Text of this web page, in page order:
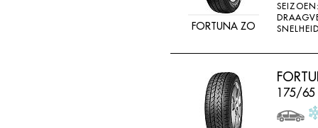
FORTUNA ZO
175/65